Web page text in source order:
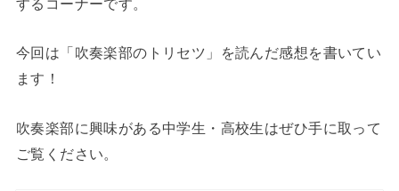
するコーナーです。
今回は「吹奏楽部のトリセツ」を読んだ感想を書いてい
ます！
吹奏楽部に興味がある中学生・高校生はぜひ手に取って
ご覧ください。